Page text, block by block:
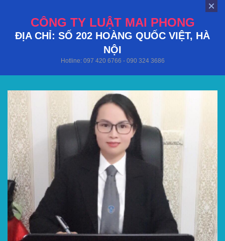
CÔNG TY LUẬT MAI PHONG
ĐỊA CHỈ: SỐ 202 HOÀNG QUỐC VIỆT, HÀ
NỘI
Hotline: 097 420 6766 - 090 324 3686